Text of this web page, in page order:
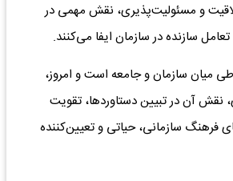
و مسئولیت‌پذیری، نقش مهمی در
سازنده در سازمان ایفا می‌کنند.
میان سازمان و جامعه است و امروز،
نقش آن در تبیین دستاوردها، تقویت
فرهنگ سازمانی، حیاتی و تعیین‌کننده